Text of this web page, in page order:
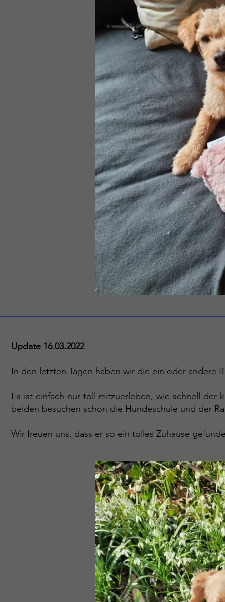
Update 16.03.2022
In den letzten Tagen haben wir die ein oder andere
Es ist einfach nur toll mitzuerleben, wie schnell der
beiden besuchen schon die Hundeschule und der
Wir freuen uns, dass er so ein tolles Zuhause